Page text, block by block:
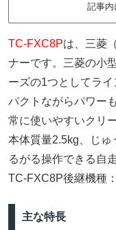
記事内
TC-FXC8Pは、三菱
ナーです。三菱の小
ーズの1つとしてラ
パクトながらパワー
常に使いやすいクリ
本体質量2.5kg、じ
るがる操作できる自
TC-FXC8P後継機種：
主な特長